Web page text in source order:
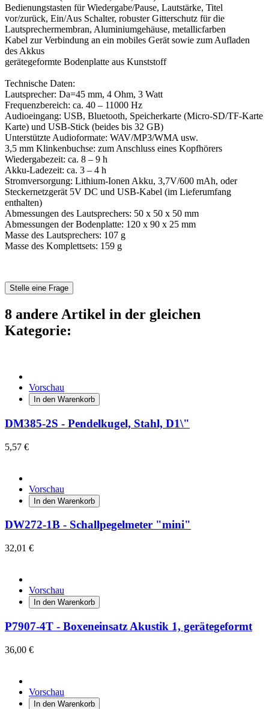
Bedienungstasten für Wiedergabe/Pause, Lautstärke, Titel
vor/zurück, Ein/Aus Schalter, robuster Gitterschutz für die
Lautsprechermembran, Aluminiumgehäuse, metallicfarben
Kabel zur Verbindung an ein mobiles Gerät sowie zum Aufladen
des Akkus
gerätegeformte Bodenplatte aus Kunststoff
Technische Daten:
Lautsprecher: Da=45 mm, 4 Ohm, 3 Watt
Frequenzbereich: ca. 40 – 11000 Hz
Audioeingang: USB, Bluetooth, Speicherkarte (Micro-SD/TF-Karte
Karte) und USB-Stick (beides bis 32 GB)
Unterstützte Audioformate: WAV/MP3/WMA usw.
3,5 mm Klinkenbuchse: zum Anschluss eines Kopfhörers
Wiedergabezeit: ca. 8 – 9 h
Akku-Ladezeit: ca. 3 – 4 h
Stromversorgung: Lithium-Ionen Akku, 3,7V/600 mAh, oder
Steckernetzgerät 5V DC und USB-Kabel (im Lieferumfang
enthalten)
Abmessungen des Lautsprechers: 50 x 50 x 50 mm
Abmessungen der Bodenplatte: 120 x 90 x 25 mm
Masse des Lautsprechers: 107 g
Masse des Komplettsets: 159 g
Stelle eine Frage
8 andere Artikel in der gleichen
Kategorie:
Vorschau
In den Warenkorb
DM385-2S - Pendelkugel, Stahl, D1\"
5,57 €
Vorschau
In den Warenkorb
DW272-1B - Schallpegelmeter "mini"
32,01 €
Vorschau
In den Warenkorb
P7907-4T - Boxeneinsatz Akustik 1, gerätegeformt
36,00 €
Vorschau
In den Warenkorb